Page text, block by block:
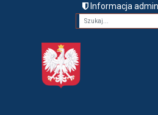
Informacja
Fraza